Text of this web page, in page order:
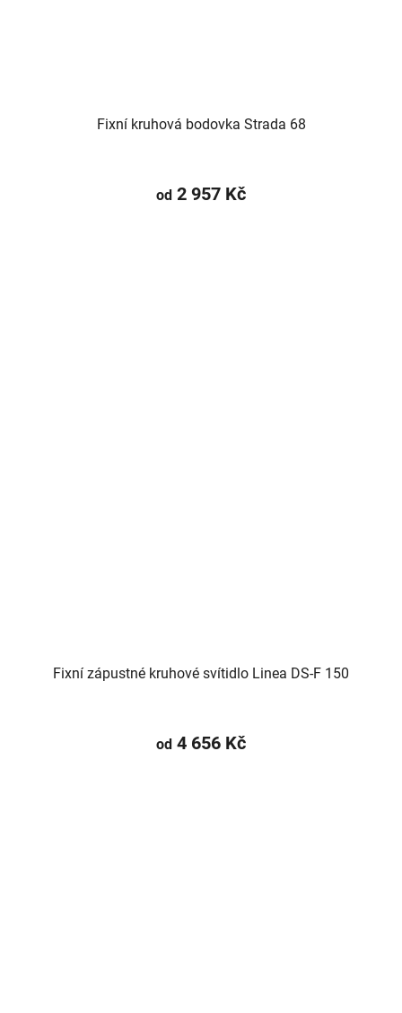
Fixní kruhová bodovka Strada 68
od 2 957 Kč
Fixní zápustné kruhové svítidlo Linea DS-F 150
od 4 656 Kč